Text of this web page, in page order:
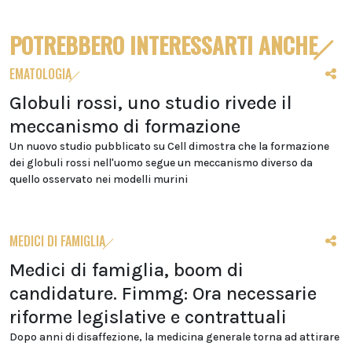
POTREBBERO INTERESSARTI ANCHE
EMATOLOGIA
Globuli rossi, uno studio rivede il
meccanismo di formazione
Un nuovo studio pubblicato su Cell dimostra che la formazione
dei globuli rossi nell'uomo segue un meccanismo diverso da
quello osservato nei modelli murini
MEDICI DI FAMIGLIA
Medici di famiglia, boom di
candidature. Fimmg: Ora necessarie
riforme legislative e contrattuali
Dopo anni di disaffezione, la medicina generale torna ad attirare